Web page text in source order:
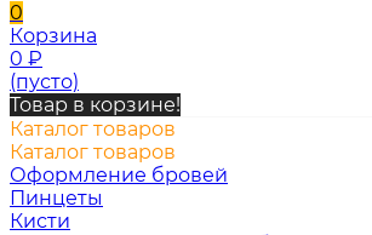
0
Корзина
0 ₽
(пусто)
Товар в корзине!
Каталог товаров
Каталог товаров
Оформление бровей
Пинцеты
Кисти